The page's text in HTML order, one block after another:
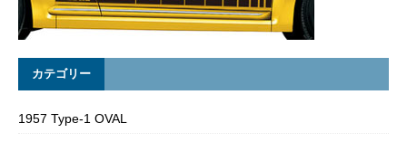
カテゴリー
1957 Type-1 OVAL